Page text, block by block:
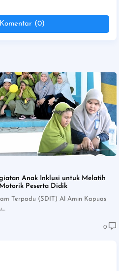
(0)
Anak Inklusi untuk Melatih
Peserta Didik
Terpadu (SDIT) Al Amin Kapuas
0